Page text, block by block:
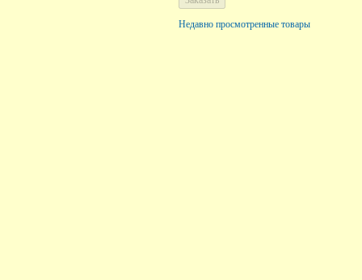
Недавно просмотренные товары